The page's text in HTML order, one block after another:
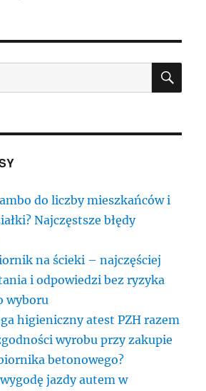
do liczby mieszkańców i
Najczęstsze błędy
na ścieki – najczęściej
i odpowiedzi bez ryzyka
wyboru
higieniczny atest PZH razem
wyrobu przy zakupie
betonowego?
jazdy autem w